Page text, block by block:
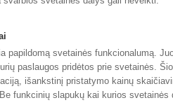
papildomą svetainės funkcionalumą.
paslaugos pridėtos prie svetainės.
išankstinį pristatymo kainų
funkcinių slapukų kai kurios svetainės